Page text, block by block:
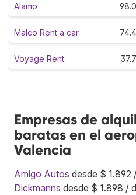
Alamo 98.0
Malco Rent a car 74.4
Voyage Rent 37.7
Empresas de
baratas en el
Valencia
Amigo Autos desde $ 1.892
Dickmanns desde $ 1.898 /